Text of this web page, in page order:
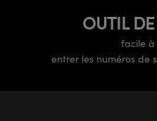
OUTIL
facile à
entrer les numéros de